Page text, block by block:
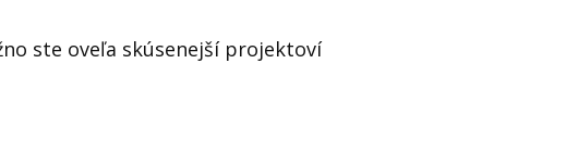
ste oveľa skúsenejší projektoví